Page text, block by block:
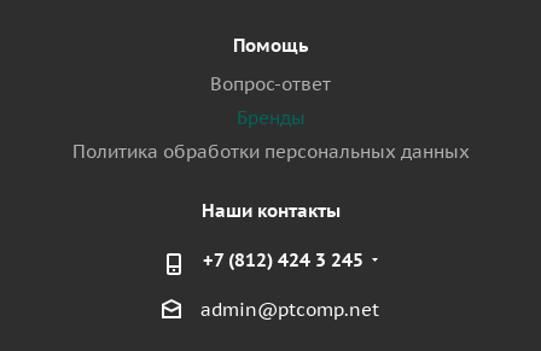
Помощь
Вопрос-ответ
Бренды
Политика обработки персональных данных
Наши контакты
+7 (812) 424 3 245
admin@ptcomp.net